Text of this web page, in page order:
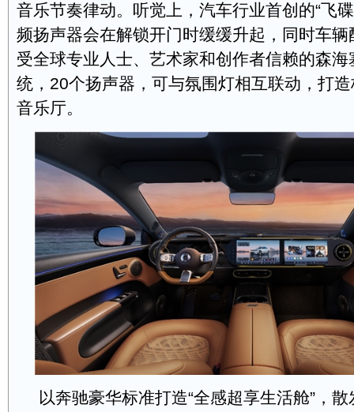
音乐节奏律动。听觉上，汽车行业首创的“飞
频扬声器会在解锁开门时缓缓升起，同时车
受全球专业人士、艺术家和创作者信赖的森
统，20个扬声器，可与氛围灯相互联动，打
音乐厅。
以奔驰豪华标准打造“全感超享生活舱”，